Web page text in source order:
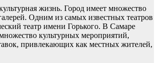
жизнь. Город имеет множество
Одним из самых известных театров
театр имени Горького. В Самаре
культурных мероприятий,
привлекающих как местных жителей,